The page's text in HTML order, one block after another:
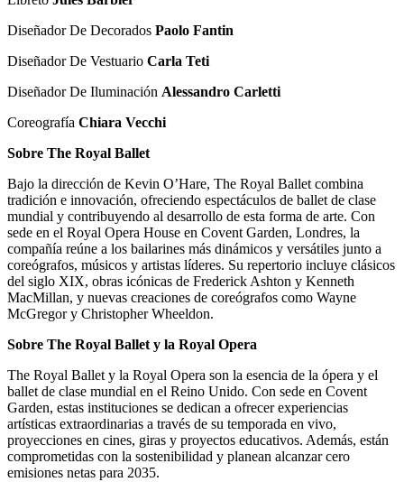
Diseñador De Decorados Paolo Fantin
Diseñador De Vestuario Carla Teti
Diseñador De Iluminación Alessandro Carletti
Coreografía Chiara Vecchi
Sobre The Royal Ballet
Bajo la dirección de Kevin O’Hare, The Royal Ballet combina
tradición e innovación, ofreciendo espectáculos de ballet de clase
mundial y contribuyendo al desarrollo de esta forma de arte. Con
sede en el Royal Opera House en Covent Garden, Londres, la
compañía reúne a los bailarines más dinámicos y versátiles junto a
coreógrafos, músicos y artistas líderes. Su repertorio incluye clásicos
del siglo XIX, obras icónicas de Frederick Ashton y Kenneth
MacMillan, y nuevas creaciones de coreógrafos como Wayne
McGregor y Christopher Wheeldon.
Sobre The Royal Ballet y la Royal Opera
The Royal Ballet y la Royal Opera son la esencia de la ópera y el
ballet de clase mundial en el Reino Unido. Con sede en Covent
Garden, estas instituciones se dedican a ofrecer experiencias
artísticas extraordinarias a través de su temporada en vivo,
proyecciones en cines, giras y proyectos educativos. Además, están
comprometidas con la sostenibilidad y planean alcanzar cero
emisiones netas para 2035.